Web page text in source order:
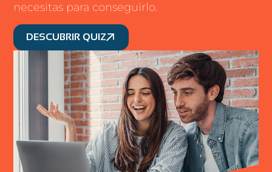
necesitas para conseguirlo.
DESCUBRIR QUIZ